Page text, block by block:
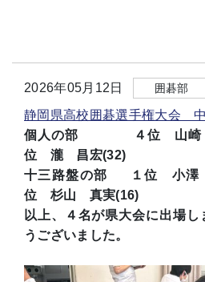
2026年05月12日 囲碁部
静岡県高校囲碁選手権大会
個人の部 ４位 山
位 瀧 昌宏(32)
十三路盤の部 １位 小
位 杉山 真実(16)
以上、４名が県大会に出場し
うございました。